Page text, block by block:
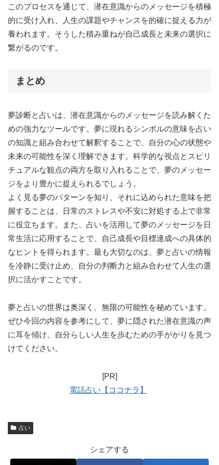
このプロセスを通じて、潜在意識からのメッセージを積極
的に受け入れ、人生の課題やチャンスを的確に捉える力が
養われます。そうした積み重ねが自己成長と未来の選択に
繋がるのです。
まとめ
夢診断と占いは、潜在意識からのメッセージを読み解くた
めの強力なツールです。夢に現れるシンボルの意味を占い
の知識と組み合わせて解釈することで、自分の心の状態や
未来の可能性を深く理解できます。科学的な視点とスピリ
チュアルな観点の両方を取り入れることで、夢のメッセー
ジをより豊かに捉えられるでしょう。
よく見る夢のパターンを知り、それに込められた意味を把
握することは、日常のストレスや不安に対処する上で非常
に役立ちます。また、占いを活用して夢のメッセージを日
常生活に応用することで、自己成長や目標達成への具体的
なヒントを得られます。最も大切なのは、夢と占いの情報
を冷静に受け止め、自分の判断力と組み合わせて人生の選
択に活かすことです。
夢と占いの世界は奥深く、無限の可能性を秘めています。
ぜひ今回の内容を参考にして、夢に隠された潜在意識の声
に耳を傾け、自分らしい人生を歩むための手がかりを見つ
けてください。
[PR]
電話占い【ココナラ】
占い
シェアする